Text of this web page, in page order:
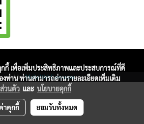
www.thaimartonline.com
byMakeWebEasy.com
กกี้ เพื่อเพิ่มประสิทธิภาพและประสบการณ์ที่ดี
งท่าน ท่านสามารถอ่านรายละเอียดเพิ่มเติม
วนตัว และ นโยบายคุกกี้
าคุกกี้ ยอมรับทั้งหมด